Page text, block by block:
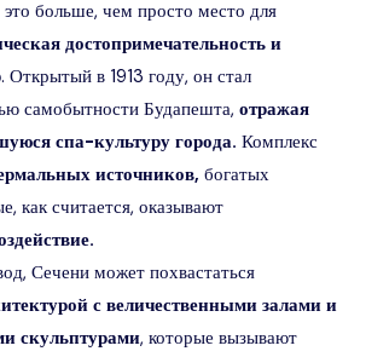
больше, чем просто место для
достопримечательность и
. Открытый в 1913 году, он стал
самобытности Будапешта, отражая
спа-культуру города. Комплекс
источников, богатых
как считается, оказывают
Сечени может похвастаться
с величественными залами и
скульптурами, которые вызывают